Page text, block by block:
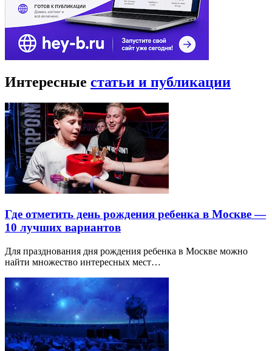
Интересные статьи и публикации
Где отметить день рождения ребенка в Москве —
10 лучших вариантов
Для празднования дня рождения ребенка в Москве можно
найти множество интересных мест…